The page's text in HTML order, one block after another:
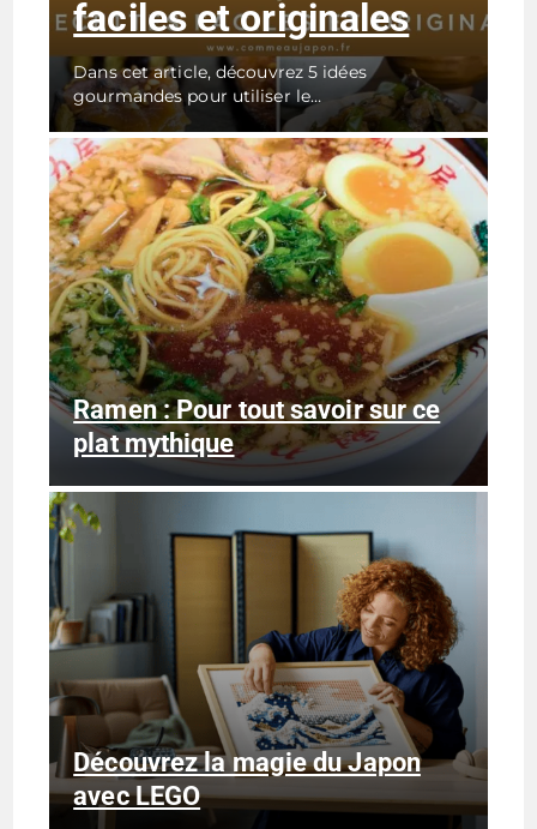
faciles et originales
Dans cet article, découvrez 5 idées
gourmandes pour utiliser le…
Ramen : Pour tout savoir sur ce
plat mythique
Découvrez la magie du Japon
avec LEGO